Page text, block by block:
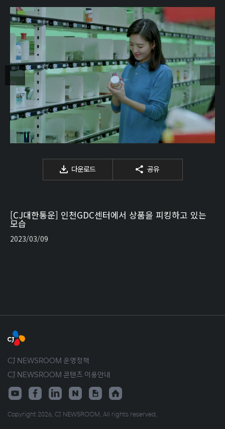
다운로드 공유
[CJ대한통운] 인천GDC센터에서 상품을 피킹하고 있는
모습
2023/03/09
CJ NEWSROOM 운영정책
CJ NEWSROOM 콘텐츠 이용안내
Copyright 2026. CJ NEWSROOM. All rights reserved.